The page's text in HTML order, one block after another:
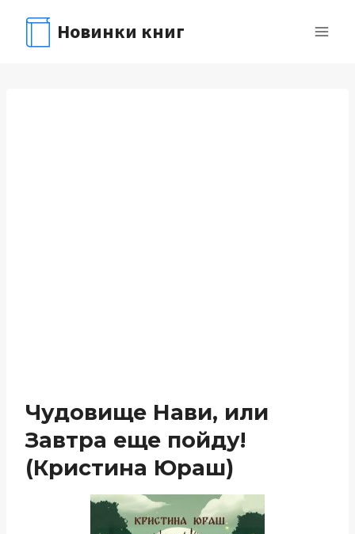
содержимому
Новинки книг
Чудовище Нави, или
Завтра еще пойду!
(Кристина Юраш)